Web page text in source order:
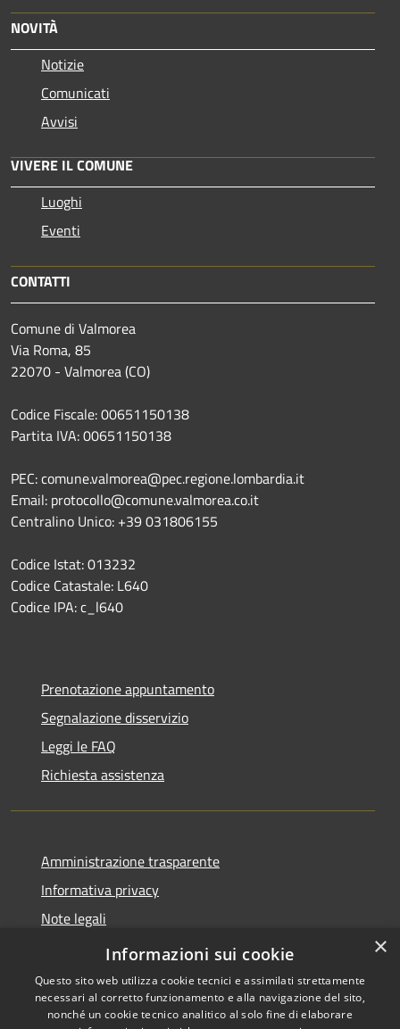
NOVITÀ
Notizie
Comunicati
Avvisi
VIVERE IL COMUNE
Luoghi
Eventi
CONTATTI
Comune di Valmorea
Via Roma, 85
22070 - Valmorea (CO)
Codice Fiscale: 00651150138
Partita IVA: 00651150138
PEC: comune.valmorea@pec.regione.lombardia.it
Email: protocollo@comune.valmorea.co.it
Centralino Unico: +39 031806155
Codice Istat: 013232
Codice Catastale: L640
Codice IPA: c_l640
Prenotazione appuntamento
Segnalazione disservizio
Leggi le FAQ
Richiesta assistenza
Amministrazione trasparente
Informativa privacy
Note legali
Dichiarazione di accessibilità
×
Informazioni sui cookie
Questo sito web utilizza cookie tecnici e assimilati strettamente
necessari al corretto funzionamento e alla navigazione del sito,
nonché un cookie tecnico analitico al solo fine di elaborare